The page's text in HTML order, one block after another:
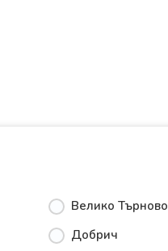
Велико Търново
Добрич